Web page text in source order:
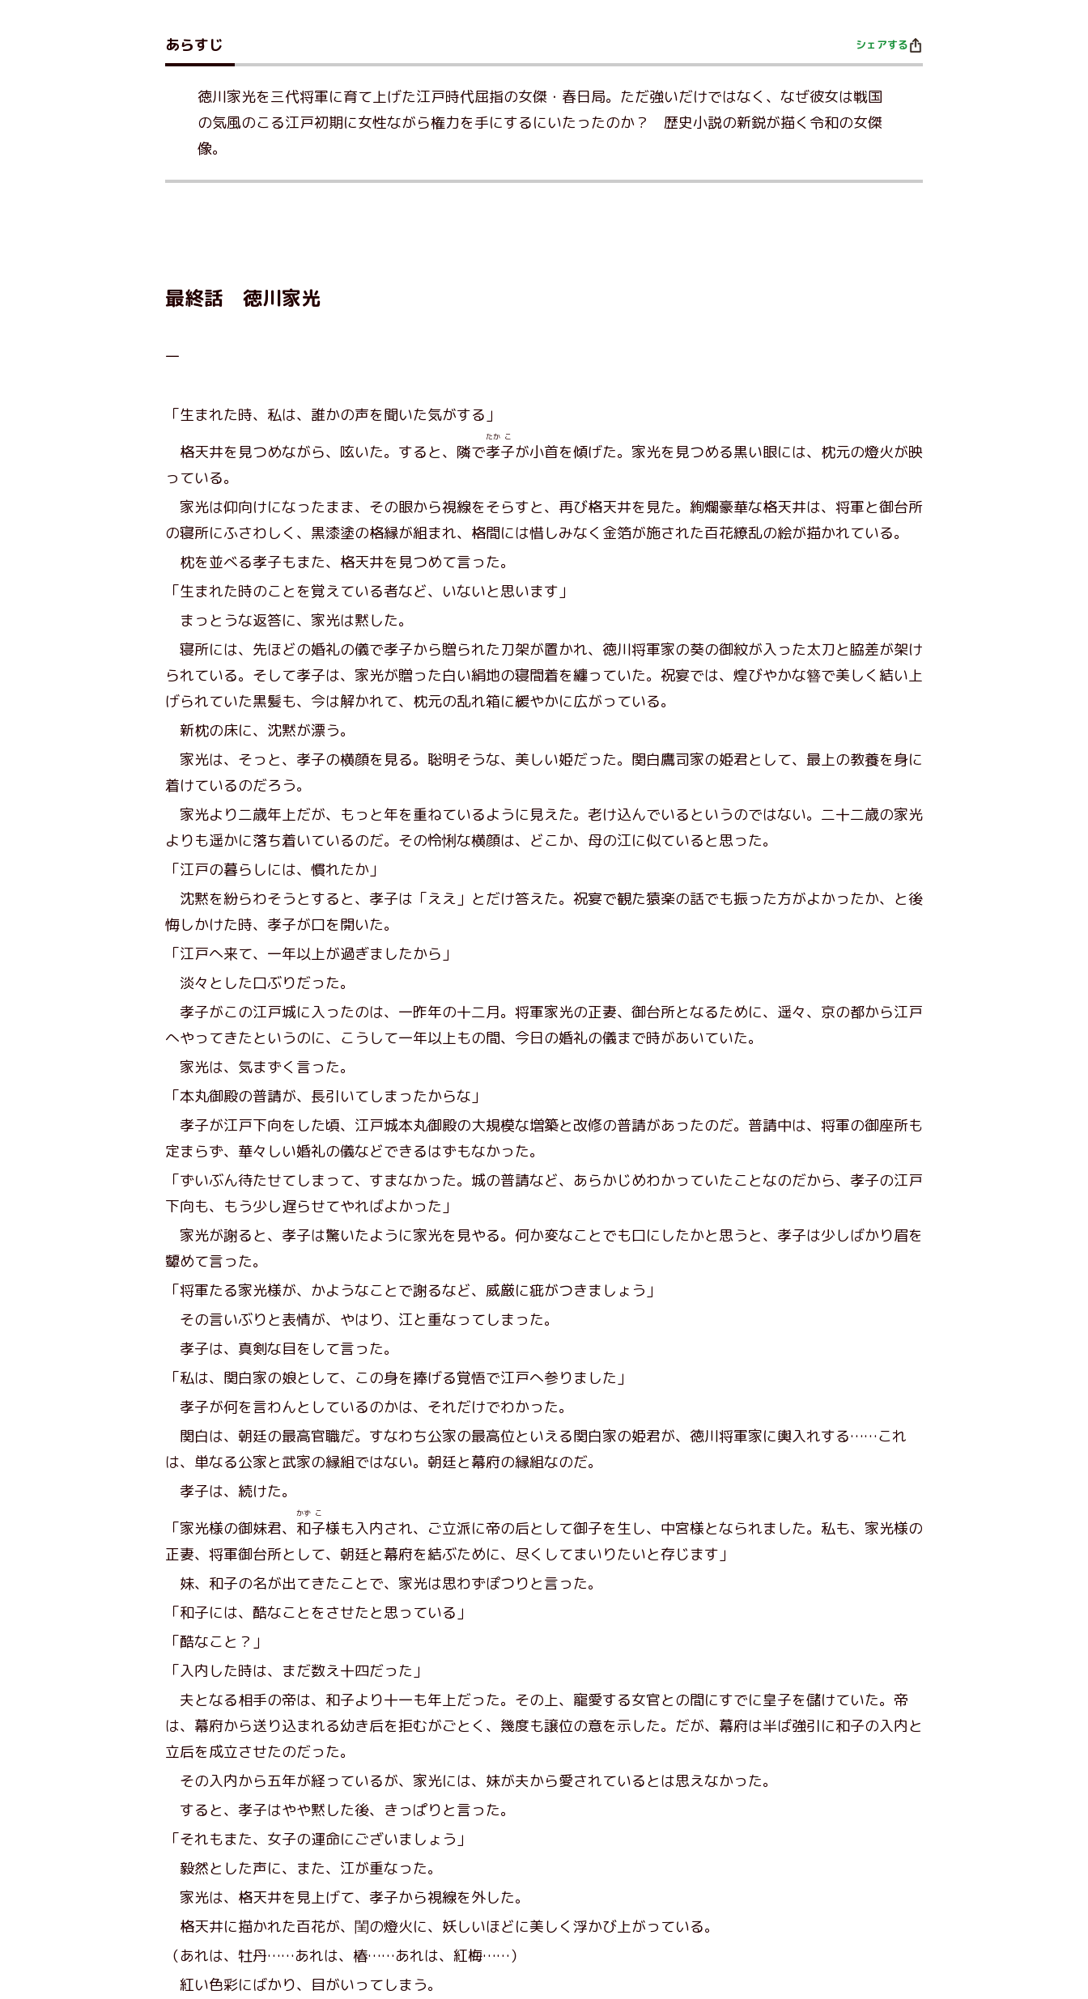
あらすじ シェアする
徳川家光を三代将軍に育て上げた江戸時代屈指の女傑・春日局。ただ強いだけではなく、なぜ彼女は戦国
の気風のこる江戸初期に女性ながら権力を手にするにいたったのか？ 歴史小説の新鋭が描く令和の女傑
像。
最終話 徳川家光
一
「生まれた時、私は、誰かの声を聞いた気がする」
格天井を見つめながら、呟いた。すると、隣で孝
たか
子
こ
が小首を傾げた。家光を見つめる黒い眼には、枕元の燈火が映
っている。
家光は仰向けになったまま、その眼から視線をそらすと、再び格天井を見た。絢爛豪華な格天井は、将軍と御台所
の寝所にふさわしく、黒漆塗の格縁が組まれ、格間には惜しみなく金箔が施された百花繚乱の絵が描かれている。
枕を並べる孝子もまた、格天井を見つめて言った。
「生まれた時のことを覚えている者など、いないと思います」
まっとうな返答に、家光は黙した。
寝所には、先ほどの婚礼の儀で孝子から贈られた刀架が置かれ、徳川将軍家の葵の御紋が入った太刀と脇差が架け
られている。そして孝子は、家光が贈った白い絹地の寝間着を纏っていた。祝宴では、煌びやかな簪で美しく結い上
げられていた黒髪も、今は解かれて、枕元の乱れ箱に緩やかに広がっている。
新枕の床に、沈黙が漂う。
家光は、そっと、孝子の横顔を見る。聡明そうな、美しい姫だった。関白鷹司家の姫君として、最上の教養を身に
着けているのだろう。
家光より二歳年上だが、もっと年を重ねているように見えた。老け込んでいるというのではない。二十二歳の家光
よりも遥かに落ち着いているのだ。その怜悧な横顔は、どこか、母の江に似ていると思った。
「江戸の暮らしには、慣れたか」
沈黙を紛らわそうとすると、孝子は「ええ」とだけ答えた。祝宴で観た猿楽の話でも振った方がよかったか、と後
悔しかけた時、孝子が口を開いた。
「江戸へ来て、一年以上が過ぎましたから」
淡々とした口ぶりだった。
孝子がこの江戸城に入ったのは、一昨年の十二月。将軍家光の正妻、御台所となるために、遥々、京の都から江戸
へやってきたというのに、こうして一年以上もの間、今日の婚礼の儀まで時があいていた。
家光は、気まずく言った。
「本丸御殿の普請が、長引いてしまったからな」
孝子が江戸下向をした頃、江戸城本丸御殿の大規模な増築と改修の普請があったのだ。普請中は、将軍の御座所も
定まらず、華々しい婚礼の儀などできるはずもなかった。
「ずいぶん待たせてしまって、すまなかった。城の普請など、あらかじめわかっていたことなのだから、孝子の江戸
下向も、もう少し遅らせてやればよかった」
家光が謝ると、孝子は驚いたように家光を見やる。何か変なことでも口にしたかと思うと、孝子は少しばかり眉を
顰めて言った。
「将軍たる家光様が、かようなことで謝るなど、威厳に疵がつきましょう」
その言いぶりと表情が、やはり、江と重なってしまった。
孝子は、真剣な目をして言った。
「私は、関白家の娘として、この身を捧げる覚悟で江戸へ参りました」
孝子が何を言わんとしているのかは、それだけでわかった。
関白は、朝廷の最高官職だ。すなわち公家の最高位といえる関白家の姫君が、徳川将軍家に輿入れする……これ
は、単なる公家と武家の縁組ではない。朝廷と幕府の縁組なのだ。
孝子は、続けた。
「家光様の御妹君、 和
かず
子
こ
様も入内され、ご立派に帝の后として御子を生し、中宮様となられました。私も、家光様の
正妻、将軍御台所として、朝廷と幕府を結ぶために、尽くしてまいりたいと存じます」
妹、和子の名が出てきたことで、家光は思わずぽつりと言った。
「和子には、酷なことをさせたと思っている」
「酷なこと？」
「入内した時は、まだ数え十四だった」
夫となる相手の帝は、和子より十一も年上だった。その上、寵愛する女官との間にすでに皇子を儲けていた。帝
は、幕府から送り込まれる幼き后を拒むがごとく、幾度も譲位の意を示した。だが、幕府は半ば強引に和子の入内と
立后を成立させたのだった。
その入内から五年が経っているが、家光には、妹が夫から愛されているとは思えなかった。
すると、孝子はやや黙した後、きっぱりと言った。
「それもまた、女子の運命にございましょう」
毅然とした声に、また、江が重なった。
家光は、格天井を見上げて、孝子から視線を外した。
格天井に描かれた百花が、閨の燈火に、妖しいほどに美しく浮かび上がっている。
（あれは、牡丹……あれは、椿……あれは、紅梅……）
紅い色彩にばかり、目がいってしまう。